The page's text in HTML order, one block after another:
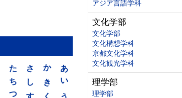
あ
い
う
か
き
く
さ
し
す
た
ち
つ
アジア言語学科
文化学部
文化学部
文化構想学科
京都文化学科
文化観光学科
理学部
理学部